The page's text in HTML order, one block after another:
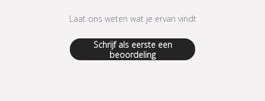
Laat ons weten wat je ervan vindt
Schrijf als eerste een
beoordeling